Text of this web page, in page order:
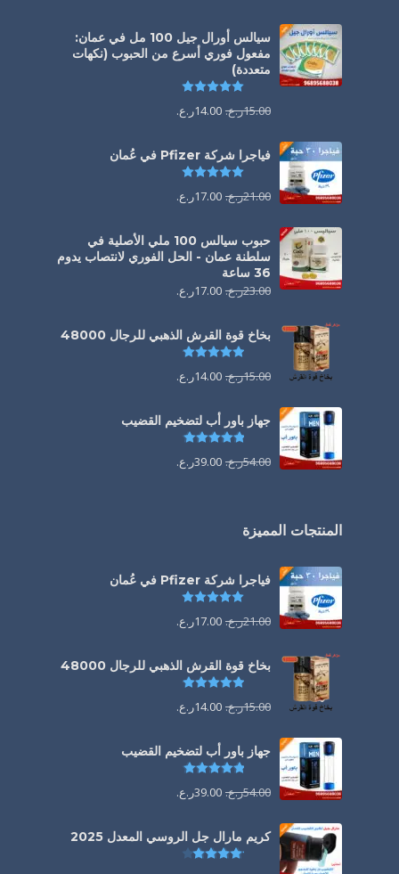
سيالس أورال جيل 100 مل في عمان:
مفعول فوري أسرع من الحبوب (نكهات
متعددة)
15.00ر.ع. 14.00ر.ع.
فياجرا شركة Pfizer في عُمان
21.00ر.ع. 17.00ر.ع.
حبوب سيالس 100 ملي الأصلية في
سلطنة عمان - الحل الفوري لانتصاب يدوم
36 ساعة
23.00ر.ع. 17.00ر.ع.
بخاخ قوة القرش الذهبي للرجال 48000
تم التقييم
15.00ر.ع. 14.00ر.ع.
جهاز باور أب لتضخيم القضيب
تم التقييم
54.00ر.ع. 39.00ر.ع.
المنتجات المميزة
فياجرا شركة Pfizer في عُمان
21.00ر.ع. 17.00ر.ع.
بخاخ قوة القرش الذهبي للرجال 48000
تم التقييم
15.00ر.ع. 14.00ر.ع.
جهاز باور أب لتضخيم القضيب
تم التقييم
54.00ر.ع. 39.00ر.ع.
كريم مارال جل الروسي المعدل 2025
تم التقييم